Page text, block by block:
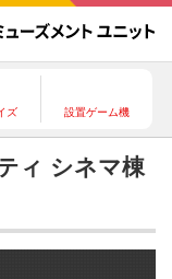
ズ 設置ゲーム機
ィ シネマ棟